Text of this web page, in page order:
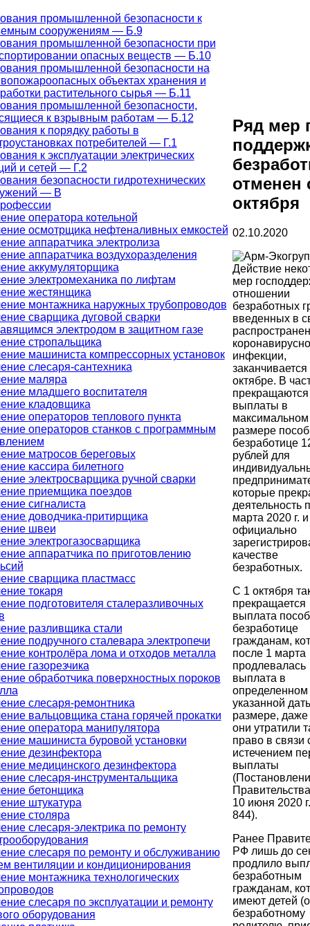
промышленной безопасности к
сооружениям — Б.9
промышленной безопасности при
опасных веществ — Б.10
промышленной безопасности на
объектах хранения и
растительного сырья — Б.11
промышленной безопасности,
к взрывным работам — Б.12
к порядку работы в
потребителей — Г.1
к эксплуатации электрических
и сетей — Г.2
безопасности гидротехнических
— В
оператора котельной
осмотрщика нефтеналивных емкостей
аппаратчика электролиза
аппаратчика воздухоразделения
аккумуляторщика
электромеханика по лифтам
жестянщика
монтажника наружных трубопроводов
сварщика дуговой сварки
электродом в защитном газе
стропальщика
машиниста компрессорных установок
слесаря-сантехника
маляра
младшего воспитателя
кладовщика
операторов теплового пункта
операторов станков с программным
матросов береговых
кассира билетного
электросварщика ручной сварки
приемщика поездов
сигналиста
доводчика-притирщика
швеи
электрогазосварщика
аппаратчика по приготовлению
сварщика пластмасс
токаря
подготовителя сталеразливочных
разливщика стали
подручного сталевара электропечи
контролёра лома и отходов металла
газорезчика
обработчика поверхностных пороков
слесаря-ремонтника
вальцовщика стана горячей прокатки
оператора манипулятора
машиниста буровой установки
дезинфектора
медицинского дезинфектора
слесаря-инструментальщика
бетонщика
штукатура
столяра
слесаря-электрика по ремонту
слесаря по ремонту и обслуживанию
вентиляции и кондиционирования
монтажника технологических
слесаря по эксплуатации и ремонту
оборудования
Ряд мер
отменен
октября
02.10.2020
Действие
мер
отношении
безработных
введенных в
инфекции,
заканчивается
октябре. В
прекращаются
выплаты в
максимальном
размере
безработице
рублей для
которые
деятельность
марта 2020 г. и
официально
качестве
безработных.
С 1 октября
прекращается
выплата
безработице
гражданам,
после 1 марта
продлевалась
выплата в
указанной
размере, даже
они утратили
право в связи
истечением
выплаты
10 июня 2020
844).
Ранее
РФ лишь до
продлило
безработным
гражданам,
имеют детей
безработному